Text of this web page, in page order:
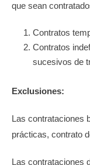
que sean
Contratos
Contratos
sucesivos de
Exclusiones:
Las contrataciones
prácticas, contrato
Las contrataciones